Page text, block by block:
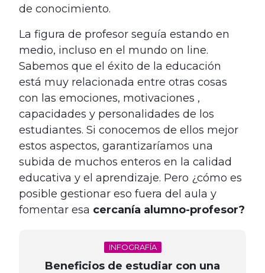
de conocimiento.
La figura de profesor seguía estando en
medio, incluso en el mundo on line.
Sabemos que el éxito de la educación
está muy relacionada entre otras cosas
con las emociones, motivaciones ,
capacidades y personalidades de los
estudiantes. Si conocemos de ellos mejor
estos aspectos, garantizaríamos una
subida de muchos enteros en la calidad
educativa y el aprendizaje. Pero ¿cómo es
posible gestionar eso fuera del aula y
fomentar esa cercanía alumno-profesor?
INFOGRAFÍA
Beneficios de estudiar con una